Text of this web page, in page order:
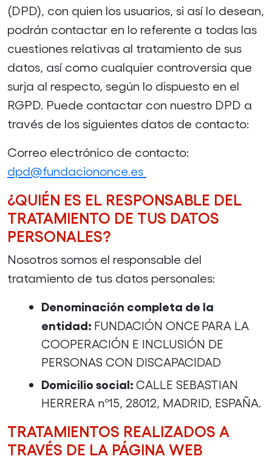
(DPD), con quien los usuarios, si así lo desean,
podrán contactar en lo referente a todas las
cuestiones relativas al tratamiento de sus
datos, así como cualquier controversia que
surja al respecto, según lo dispuesto en el
RGPD. Puede contactar con nuestro DPD a
través de los siguientes datos de contacto:
Correo electrónico de contacto:
dpd@fundaciononce.es
¿QUIÉN ES EL RESPONSABLE DEL
TRATAMIENTO DE TUS DATOS
PERSONALES?
Nosotros somos el responsable del
tratamiento de tus datos personales:
Denominación completa de la
entidad: FUNDACIÓN ONCE PARA LA
COOPERACIÓN E INCLUSIÓN DE
PERSONAS CON DISCAPACIDAD
Domicilio social: CALLE SEBASTIAN
HERRERA nº15, 28012, MADRID, ESPAÑA.
TRATAMIENTOS REALIZADOS A
TRAVÉS DE LA PÁGINA WEB